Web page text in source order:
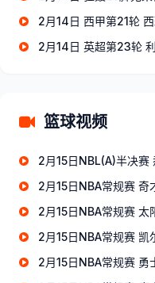
2月14日 西甲第21轮
2月14日 英超第23轮
篮球视频
2月15日NBL(A)半决赛
2月15日NBA常规赛 奇
2月15日NBA常规赛 太
2月15日NBA常规赛
2月15日NBA常规赛 勇